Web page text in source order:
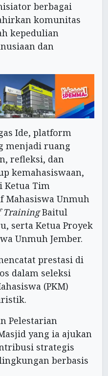
berbagai
komunitas
kepedulian
dan
Ide, platform
menjadi ruang
refleksi, dan
kemahasiswaan,
Ketua Tim
Mahasiswa Unmuh
TrainingBaitul
serta Ketua Proyek
Unmuh Jember.
prestasi di
dalam seleksi
(PKM)
Pelestarian
yang ia ajukan
strategis
berbasis